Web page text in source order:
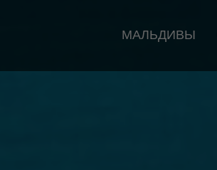
МАЛЬДИВЫ